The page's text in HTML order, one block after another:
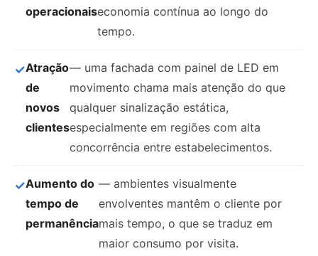
operacionaiseconomia contínua ao longo do
tempo.
Atração
de
novos
clientes
— uma fachada com painel de LED em
movimento chama mais atenção do que
qualquer sinalização estática,
especialmente em regiões com alta
concorrência entre estabelecimentos.
Aumento do
tempo de
permanência
— ambientes visualmente
envolventes mantêm o cliente por
mais tempo, o que se traduz em
maior consumo por visita.